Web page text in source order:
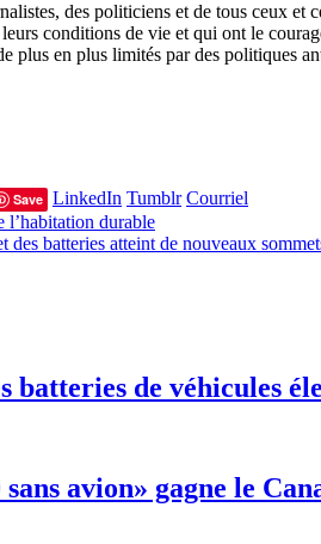
des politiciens et de tous ceux
conditions de vie et qui ont le
plus en plus limités par des politiques
Save LinkedIn Tumblr Courriel
durable
des batteries atteint de nouveaux
batteries de véhicules
avion» gagne le